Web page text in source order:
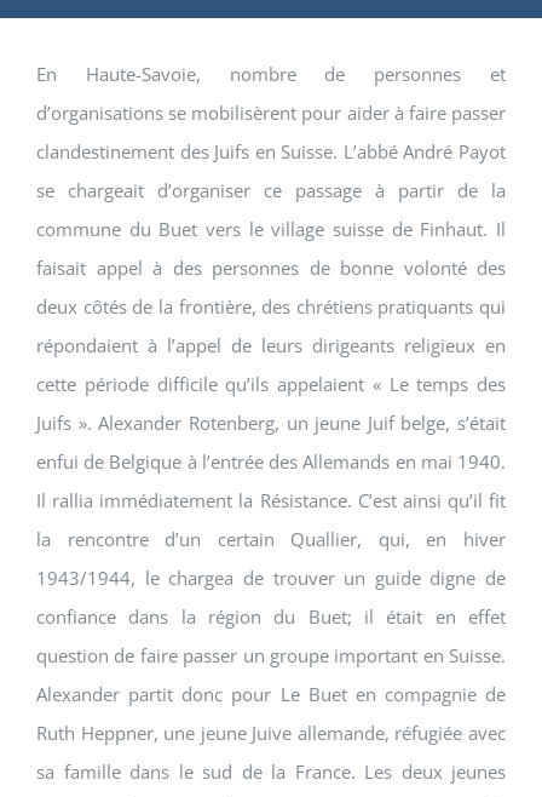
En Haute-Savoie, nombre de personnes et
d’organisations se mobilisèrent pour aider à faire passer
clandestinement des Juifs en Suisse. L’abbé André Payot
se chargeait d’organiser ce passage à partir de la
commune du Buet vers le village suisse de Finhaut. Il
faisait appel à des personnes de bonne volonté des
deux côtés de la frontière, des chrétiens pratiquants qui
répondaient à l’appel de leurs dirigeants religieux en
cette période difficile qu’ils appelaient « Le temps des
Juifs ». Alexander Rotenberg, un jeune Juif belge, s’était
enfui de Belgique à l’entrée des Allemands en mai 1940.
Il rallia immédiatement la Résistance. C’est ainsi qu’il fit
la rencontre d’un certain Quallier, qui, en hiver
1943/1944, le chargea de trouver un guide digne de
confiance dans la région du Buet; il était en effet
question de faire passer un groupe important en Suisse.
Alexander partit donc pour Le Buet en compagnie de
Ruth Heppner, une jeune Juive allemande, réfugiée avec
sa famille dans le sud de la France. Les deux jeunes